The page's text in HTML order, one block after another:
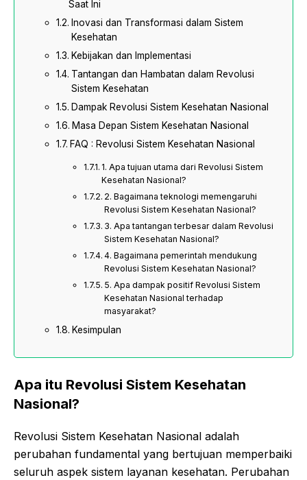
Saat Ini
Inovasi dan Transformasi dalam Sistem
Kesehatan
Kebijakan dan Implementasi
Tantangan dan Hambatan dalam Revolusi
Sistem Kesehatan
Dampak Revolusi Sistem Kesehatan Nasional
Masa Depan Sistem Kesehatan Nasional
FAQ : Revolusi Sistem Kesehatan Nasional
1. Apa tujuan utama dari Revolusi Sistem
Kesehatan Nasional?
2. Bagaimana teknologi memengaruhi
Revolusi Sistem Kesehatan Nasional?
3. Apa tantangan terbesar dalam Revolusi
Sistem Kesehatan Nasional?
4. Bagaimana pemerintah mendukung
Revolusi Sistem Kesehatan Nasional?
5. Apa dampak positif Revolusi Sistem
Kesehatan Nasional terhadap
masyarakat?
Kesimpulan
Apa itu Revolusi Sistem Kesehatan
Nasional?
Revolusi Sistem Kesehatan Nasional adalah
perubahan fundamental yang bertujuan memperbaiki
seluruh aspek sistem layanan kesehatan. Perubahan